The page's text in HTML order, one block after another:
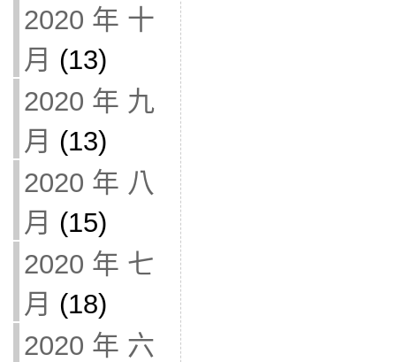
2020 年 十
月 (13)
2020 年 九
月 (13)
2020 年 八
月 (15)
2020 年 七
月 (18)
2020 年 六